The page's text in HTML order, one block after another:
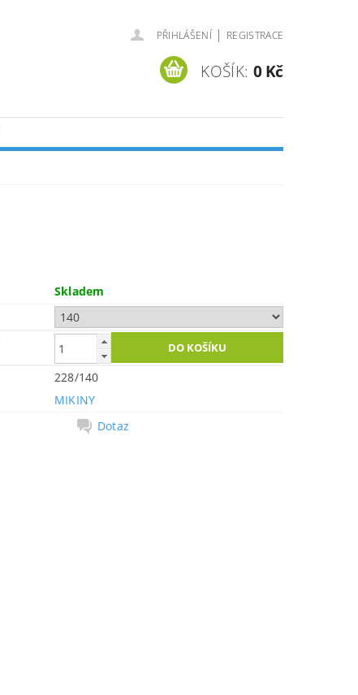
PŘIHLÁŠENÍ | REGISTRACE
KOŠÍK: 0 Kč
Skladem
228/140
MIKINY
Dotaz